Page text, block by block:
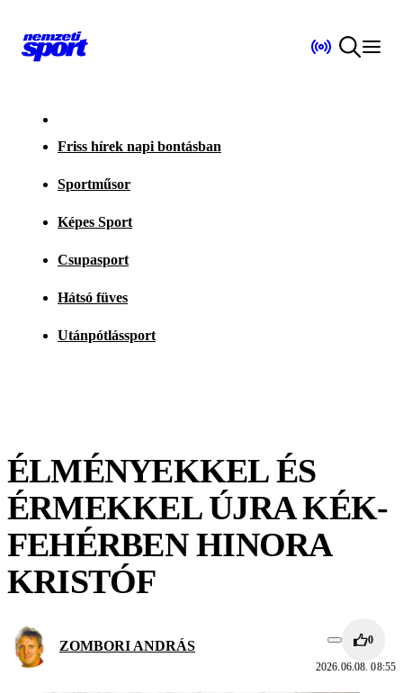
Friss hírek napi bontásban
Sportműsor
Képes Sport
Csupasport
Hátsó füves
Utánpótlássport
ÉLMÉNYEKKEL ÉS
ÉRMEKKEL ÚJRA KÉK-
FEHÉRBEN HINORA
KRISTÓF
ZOMBORI ANDRÁS 0
2026.06.08. 08:55